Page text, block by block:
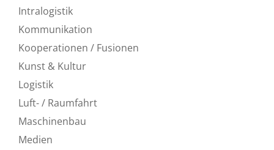
Intralogistik
Kommunikation
Kooperationen / Fusionen
Kunst & Kultur
Logistik
Luft- / Raumfahrt
Maschinenbau
Medien